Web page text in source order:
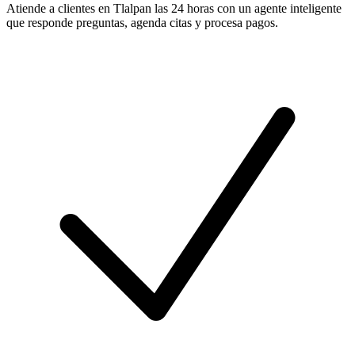
Atiende a clientes en Tlalpan las 24 horas con un agente inteligente
que responde preguntas, agenda citas y procesa pagos.